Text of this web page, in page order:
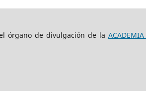
órgano de divulgación de la